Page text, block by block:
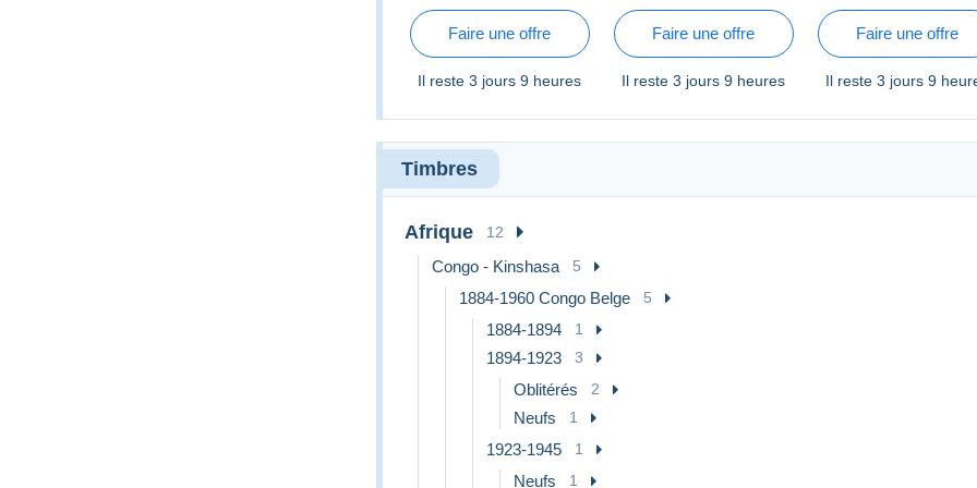
- LE MOMENT DU
DEPARTFaire une offre
Il reste3 jours 9 heures
LES FETES
PRESIDENTIELLES -
VUE D'ENSEMBLE
Faire une offre
Il reste3 jours 9 heures
L'AEROPLANE DE M.
VUIA
Faire une offre
Il reste 3 jours 9
Timbres
Afrique 12
Congo - Kinshasa 5
1884-1960 Congo Belge 5
1884-1894 1
1894-1923 3
Oblitérés 2
Neufs 1
1923-1945 1
Neufs 1